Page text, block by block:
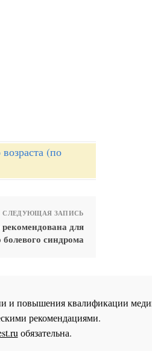
(по
СЛЕДУЮЩАЯ ЗАПИСЬ
для
синдрома
и повышения квалификации
рекомендациями.
обязательна.